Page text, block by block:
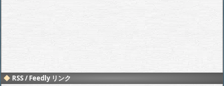
RSS / Feedly リンク